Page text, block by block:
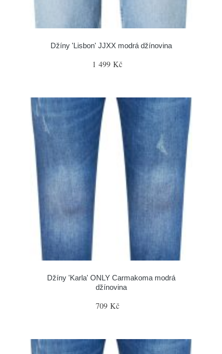
Džíny 'Lisbon' JJXX modrá džínovina
1 499 Kč
Džíny 'Karla' ONLY Carmakoma modrá
džínovina
709 Kč